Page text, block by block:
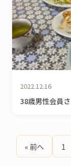
2022.12.16
38歳男性会員
« 前へ 1